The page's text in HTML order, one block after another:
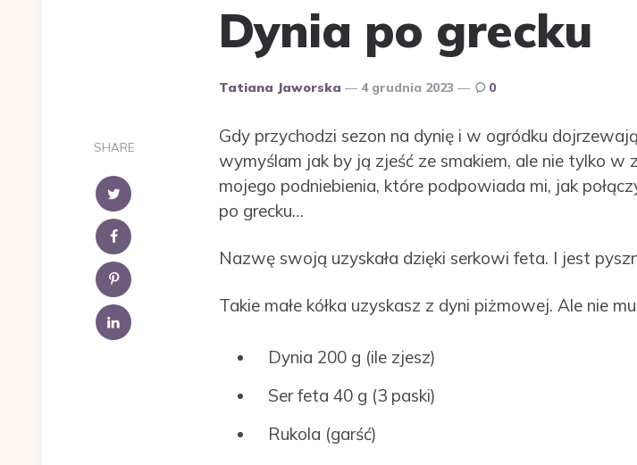
Dynia po grecku
Dodane
Tatiana Jaworska 4 grudnia 2023 0
SHARE
Gdy przychodzi sezon na dynię i w ogródku
wymyślam jak by ją zjeść ze smakiem, ale nie tylko w
mojego podniebienia, które podpowiada mi, jak
po grecku…
Nazwę swoją uzyskała dzięki serkowi feta. I jest
Takie małe kółka uzyskasz z dyni piżmowej. Ale nie
Dynia 200 g (ile zjesz)
Ser feta 40 g (3 paski)
Rukola (garść)